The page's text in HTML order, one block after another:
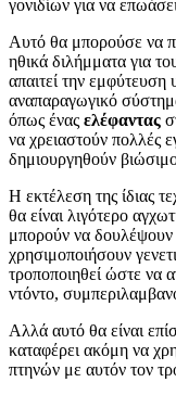
γονιδίων για να
Αυτό θα μπορούσε να
ηθικά διλήμματα για
απαιτεί την εμφύτευση
αναπαραγωγικό
όπως ένας ελέφαντας
να χρειαστούν πολλές
δημιουργηθούν
Η εκτέλεση της ίδιας
θα είναι λιγότερο
μπορούν να δουλέψουν
χρησιμοποιήσουν
τροποποιηθεί ώστε να
ντόντο,
Αλλά αυτό θα είναι
καταφέρει ακόμη να
πτηνών με αυτόν τον